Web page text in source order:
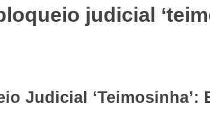
judicial
Judicial ‘Teimosinha’: